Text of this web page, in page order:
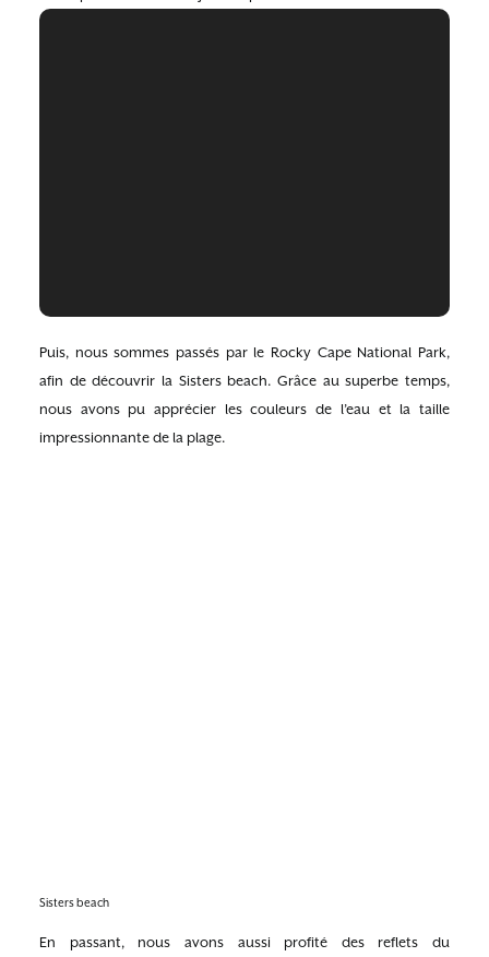
Puis, nous sommes passés par le Rocky Cape National Park,
afin de découvrir la Sisters beach. Grâce au superbe temps,
nous avons pu apprécier les couleurs de l’eau et la taille
impressionnante de la plage.
Sisters beach
En passant, nous avons aussi profité des reflets du